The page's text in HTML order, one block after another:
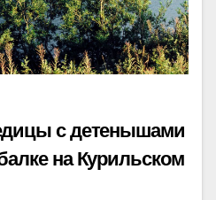
с детенышами
на Курильском